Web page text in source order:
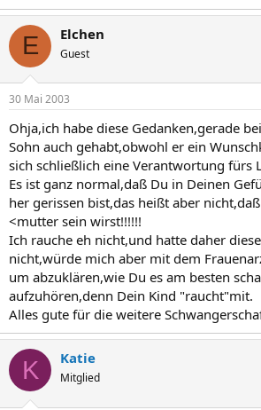
E Elchen
Guest
30 Mai 2003
Ohja,ich habe diese Gedanken,gerade
Sohn auch gehabt,obwohl er ein
sich schließlich eine Verantwortung fürs
Es ist ganz normal,daß Du in Deinen
her gerissen bist,das heißt aber
<mutter sein wirst!!!!!!
Ich rauche eh nicht,und hatte daher
nicht,würde mich aber mit dem
um abzuklären,wie Du es am besten
aufzuhören,denn Dein Kind "raucht"mit.
Alles gute für die weitere
K Katie
Mitglied